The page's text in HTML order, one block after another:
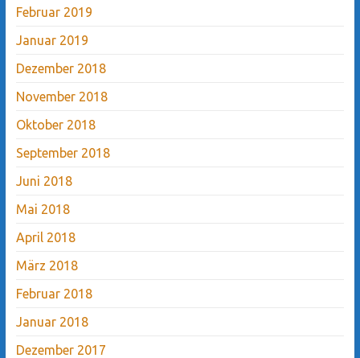
Februar 2019
Januar 2019
Dezember 2018
November 2018
Oktober 2018
September 2018
Juni 2018
Mai 2018
April 2018
März 2018
Februar 2018
Januar 2018
Dezember 2017